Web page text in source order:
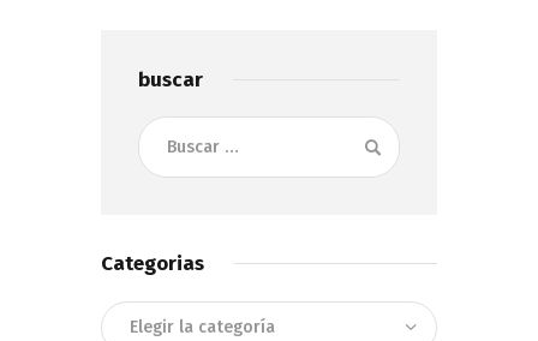
buscar
Buscar:
Categorias
Categorias